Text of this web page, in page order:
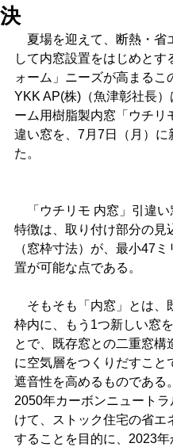
決
夏場を迎えて、断熱・省
して内窓設置をはじめとす
ォーム」ニーズが高まるこ
YKK AP(株)（魚津彰社長）
ーム用樹脂製内窓「ウチリ
違い窓を、7月7日（月）に
た。
「ウチリモ 内窓」引違い
特徴は、取り付け部分の見
（窓枠寸法）が、最小47
置が可能な点である。
そもそも「内窓」とは、
枠内に、もう1つ新しい窓
とで、既存窓との二重窓構
に空気層をつくりだすこと
遮音性を高めるものである
2050年カーボンニュートラ
けて、ストック住宅の省エ
することを目的に、2023年